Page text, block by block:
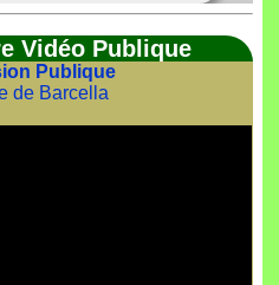
Vidéo Publique
Publique
de Barcella